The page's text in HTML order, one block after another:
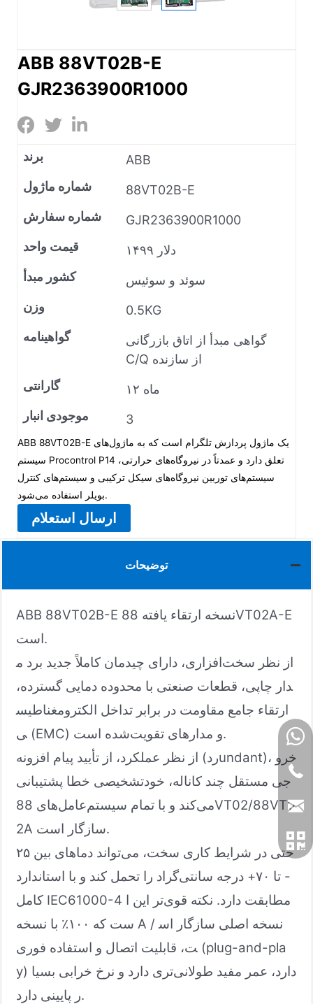
ABB 88VT02B-E
GJR2363900R1000
برند
ABB
شماره ماژول
88VT02B-E
شماره سفارش
GJR2363900R1000
قیمت واحد
۱۴۹۹ دلار
کشور مبدأ
سوئد و سوئیس
وزن
0.5KG
گواهینامه
گواهی مبدأ از اتاق بازرگانی
C/Q از سازنده
گارانتی
۱۲ ماه
موجودی انبار
3
ABB 88VT02B-E یک ماژول پردازش تلگرام است که به ماژول‌های
سیستم Procontrol P14 تعلق دارد و عمدتاً در نیروگاه‌های حرارتی،
سیستم‌های توربین نیروگاه‌های سیکل ترکیبی و سیستم‌های کنترل
بویلر استفاده می‌شود.
ارسال استعلام
توضیحات
ABB 88VT02B-E نسخه ارتقاء یافته 88VT02A-E
است.
از نظر سخت‌افزاری، دارای چیدمان کاملاً جدید برد م
دار چاپی، قطعات صنعتی با محدوده دمایی گسترده،
ارتقاء جامع مقاومت در برابر تداخل الکترومغناطیس
ی (EMC) و مدارهای تقویت‌شده است.
از نظر عملکرد، از تأیید پیام افزونه (ردundant)، خرو
جی مستقل چند کاناله، خودتشخیصی خطا پشتیبانی
می‌کند و با تمام سیستم‌عامل‌های 88VT02/88VT0
2A سازگار است.
حتی در شرایط کاری سخت، می‌تواند دماهای بین ۲۵
- تا ۷۰+ درجه سانتی‌گراد را تحمل کند و با استاندارد
کامل IEC61000-4 مطابقت دارد. نکته قوی‌تر این ا
ست که ۱۰۰٪ با نسخه A / نسخه اصلی سازگار اس
ت، قابلیت اتصال و استفاده فوری (plug-and-pla
y) دارد، عمر مفید طولانی‌تری دارد و نرخ خرابی بسیا
ر پایینی دارد.